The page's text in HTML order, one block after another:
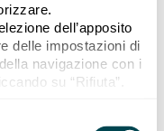
dell’apposito
delle impostazioni di
navigazione con i
su “Rifiuta”.